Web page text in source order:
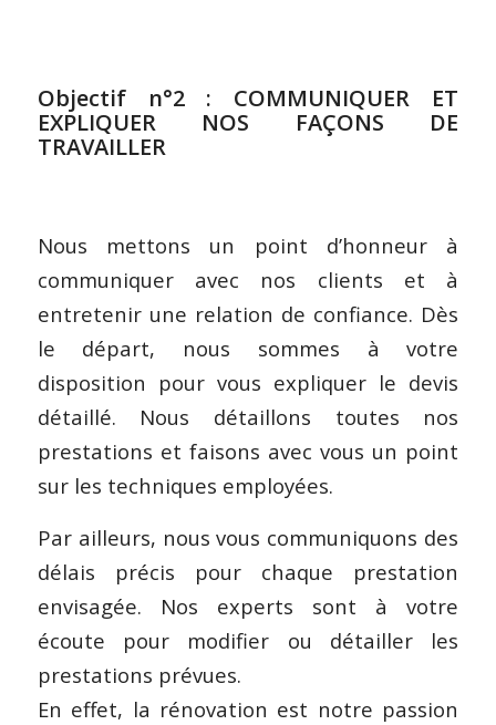
Objectif n°2 : COMMUNIQUER ET
EXPLIQUER NOS FAÇONS DE
TRAVAILLER
Nous mettons un point d’honneur à
communiquer avec nos clients et à
entretenir une relation de confiance. Dès
le départ, nous sommes à votre
disposition pour vous expliquer le devis
détaillé. Nous détaillons toutes nos
prestations et faisons avec vous un point
sur les techniques employées.
Par ailleurs, nous vous communiquons des
délais précis pour chaque prestation
envisagée. Nos experts sont à votre
écoute pour modifier ou détailler les
prestations prévues.
En effet, la rénovation est notre passion